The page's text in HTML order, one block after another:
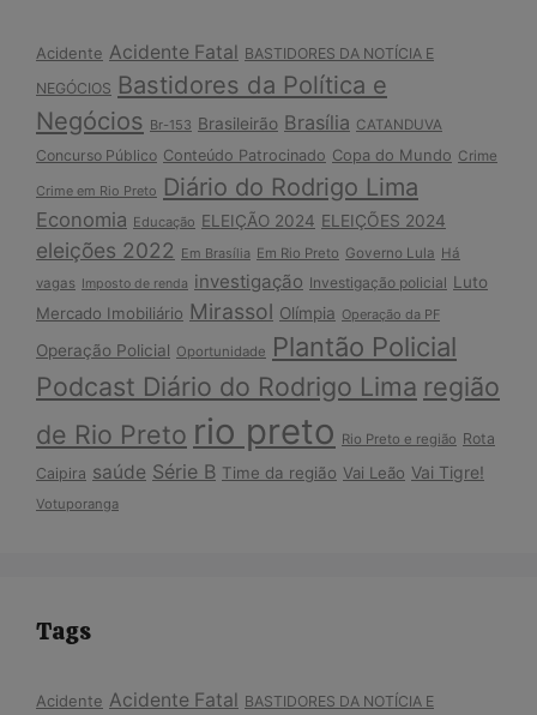
Acidente Acidente Fatal BASTIDORES DA NOTÍCIA E
NEGÓCIOS Bastidores da Política e
Negócios Br-153 Brasileirão Brasília CATANDUVA
Concurso Público Conteúdo Patrocinado Copa do Mundo Crime
Crime em Rio Preto Diário do Rodrigo Lima
Economia Educação ELEIÇÃO 2024 ELEIÇÕES 2024
eleições 2022 Em Brasília Em Rio Preto Governo Lula Há
vagas Imposto de renda investigação Investigação policial Luto
Mercado Imobiliário Mirassol Olímpia Operação da PF
Operação Policial Oportunidade Plantão Policial
Podcast Diário do Rodrigo Lima região
de Rio Preto rio preto Rio Preto e região Rota
Caipira saúde Série B Time da região Vai Leão Vai Tigre!
Votuporanga
Tags
Acidente Acidente Fatal BASTIDORES DA NOTÍCIA E